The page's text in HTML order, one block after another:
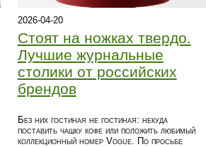
2026-04-20
Стоят на ножках твердо.
Лучшие журнальные
столики от российских
брендов
Без них гостиная не гостиная: некуда
поставить чашку кофе или положить любимый
коллекционный номер Vogue. По просьбе